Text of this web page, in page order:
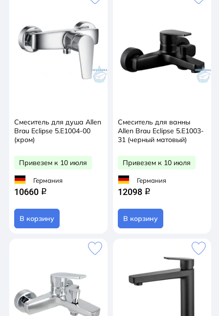
Смеситель для душа Allen
Brau Eclipse 5.E1004-00
(хром)
Привезем к 10 июля
Германия
10660 q
В корзину
Смеситель для ванны
Allen Brau Eclipse 5.E1003-
31 (черный матовый)
Привезем к 10 июля
Германия
12098 q
В корзину